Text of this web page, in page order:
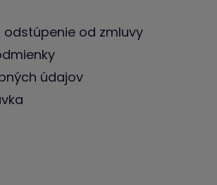
odstúpenie od zmluvy
údajov